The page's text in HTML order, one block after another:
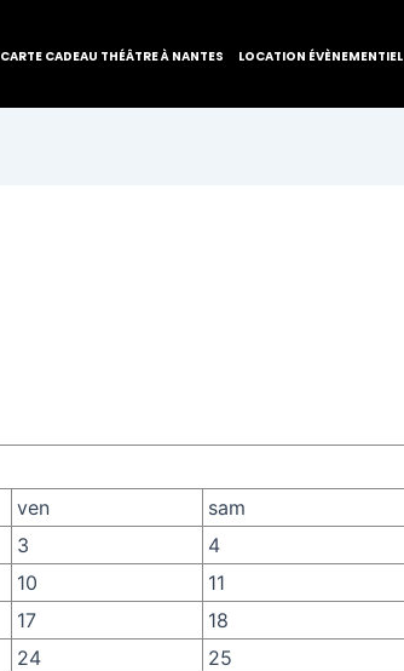
CARTE CADEAU THÉÂTRE À NANTES LOCATION ÉVÈNEMENTIEL
ven sam
3 4
10 11
17 18
24 25